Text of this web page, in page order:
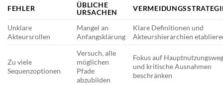
FEHLER
ÜBLICHE
URSACHEN
Unklare
Akteursrollen
Mangel an
Anfangsklärung
Klare Definitionen und
Akteurshierarchien
Zu viele
Sequenzoptionen
Versuch, alle
möglichen
Pfade
abzubilden
Fokus auf
und kritische Ausnahmen
beschränken